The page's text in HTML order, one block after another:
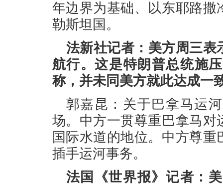
年边界为基础、以东耶路
勒斯坦国。
法新社记者：美方周三
航行。这是特朗普总统施
称，并未同美方就此达成一
郭嘉昆：关于巴拿马运
场。中方一贯尊重巴拿马
国际水道的地位。中方尊
插手运河事务。
法国《世界报》记者：